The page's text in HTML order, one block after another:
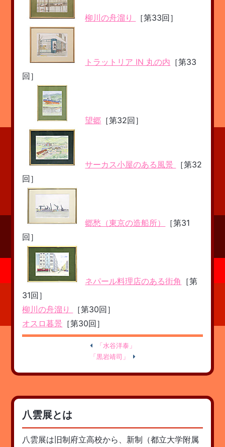
柳川の舟溜り ［第33回］
トラットリア IN 丸の内 ［第33
回］
望郷 ［第32回］
サーカス小屋のある風景
［第32
回］
郷愁（東京の造船所）
［第31
回］
ネパール料理店のある街角 ［第
31回］
柳川の舟溜り
［第30回］
オスロ暮景 ［第30回］
「水谷洋泰」
「黒岩靖司」
八雲展とは
八雲展は旧制府立高校から、新制（都立大学附属